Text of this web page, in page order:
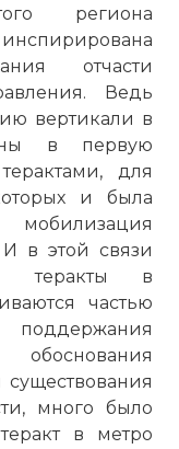
региона
отчасти
Ведь
вертикали в
в первую
для
и была
И в этой связи
теракты в
частью
много было
в метро